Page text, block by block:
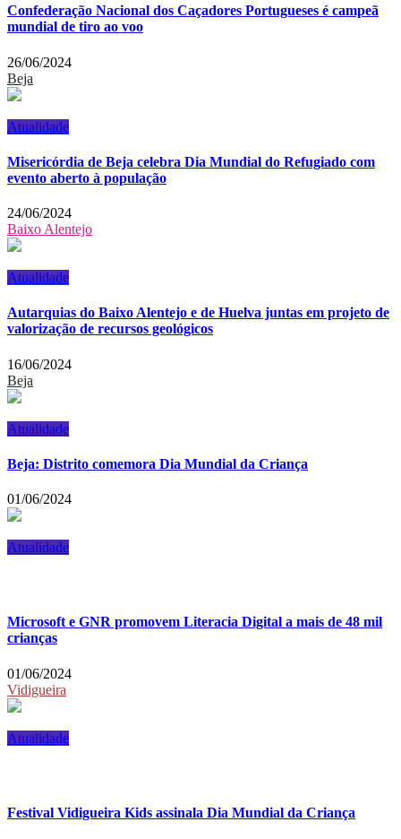
Confederação Nacional dos Caçadores Portugueses é campeã
mundial de tiro ao voo
26/06/2024
Beja
Atualidade
Misericórdia de Beja celebra Dia Mundial do Refugiado com
evento aberto à população
24/06/2024
Baixo Alentejo
Atualidade
Autarquias do Baixo Alentejo e de Huelva juntas em projeto de
valorização de recursos geológicos
16/06/2024
Beja
Atualidade
Beja: Distrito comemora Dia Mundial da Criança
01/06/2024
Atualidade
Microsoft e GNR promovem Literacia Digital a mais de 48 mil
crianças
01/06/2024
Vidigueira
Atualidade
Festival Vidigueira Kids assinala Dia Mundial da Criança